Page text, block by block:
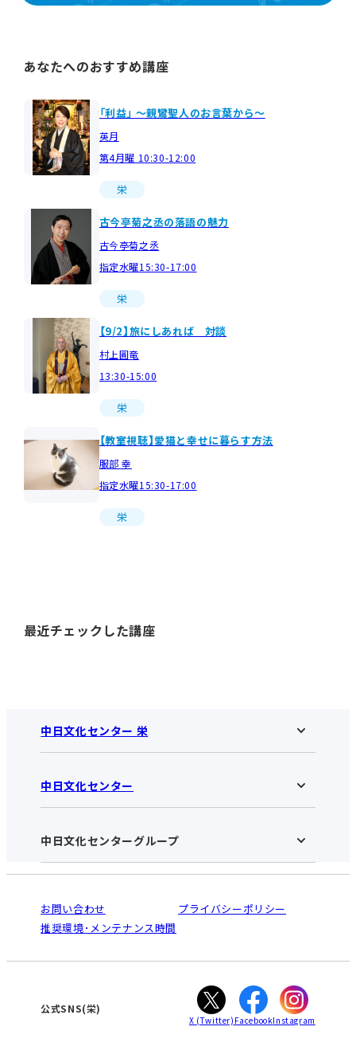
あなたへのおすすめ講座
「利益」 ～親鸞聖人のお言葉から～
英月
第4月曜 10:30-12:00
栄
古今亭菊之丞の落語の魅力
古今亭菊之丞
指定水曜15:30-17:00
栄
【9/2】旅にしあれば 対談
村上圓竜
13:30-15:00
栄
【教室視聴】愛猫と幸せに暮らす方法
服部 幸
指定水曜15:30-17:00
栄
最近チェックした講座
中日文化センター 栄
中日文化センター 栄HOME
お知らせ
アクセス･営業時間
お申し込みの流れ
入会と受講のご案内
中日文化センター
中日文化センターHOME
中日文化センターとは
受講規約・会員特典
ご利用ガイド
オンライン講座受講の手順
WEBサイトのよくある質問
中日文化センターグループ
南大高
犬山
高蔵寺
大垣
津
お問い合わせ
プライバシーポリシー
推奨環境･メンテナンス時間
公式SNS(栄)
X (Twitter) FacebookInstagram